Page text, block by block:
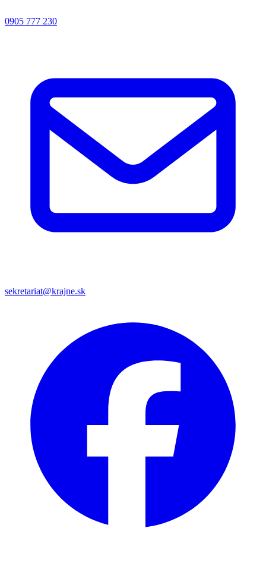
0905 777 230
sekretariat@krajne.sk